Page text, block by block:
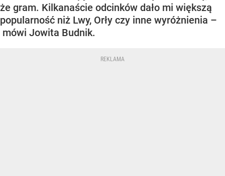
że gram. Kilkanaście odcinków dało mi większą
popularność niż Lwy, Orły czy inne wyróżnienia –
mówi Jowita Budnik.